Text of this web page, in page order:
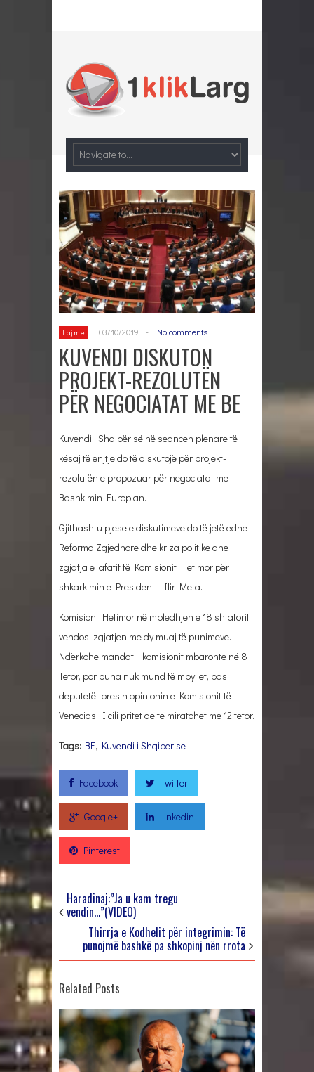
Lajme 03/10/2019 - No comments
KUVENDI DISKUTON
PROJEKT-REZOLUTËN
PËR NEGOCIATAT ME BE
Kuvendi i Shqipërisë në seancën plenare të
kësaj të enjtje do të diskutojë për projekt-
rezolutën e propozuar për negociatat me
Bashkimin Europian.
Gjithashtu pjesë e diskutimeve do të jetë edhe
Reforma Zgjedhore dhe kriza politike dhe
zgjatja e afatit të Komisionit Hetimor për
shkarkimin e Presidentit Ilir Meta.
Komisioni Hetimor në mbledhjen e 18 shtatorit
vendosi zgjatjen me dy muaj të punimeve.
Ndërkohë mandati i komisionit mbaronte në 8
Tetor, por puna nuk mund të mbyllet, pasi
deputetët presin opinionin e Komisionit të
Venecias, I cili pritet që të miratohet me 12 tetor.
Tags: BE, Kuvendi i Shqiperise
Facebook Twitter
Google+ Linkedin
Pinterest
Haradinaj:”Ja u kam tregu
vendin…”(VIDEO)
Thirrja e Kodhelit për integrimin: Të
punojmë bashkë pa shkopinj nën rrota
Related Posts